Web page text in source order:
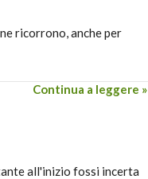
ricorrono, anche per
Continua a leggere »
all'inizio fossi incerta